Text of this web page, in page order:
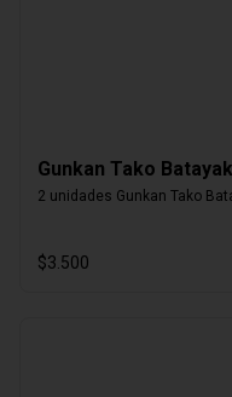
Gunkan Tako
2 unidades Gunkan Tako
$3.500